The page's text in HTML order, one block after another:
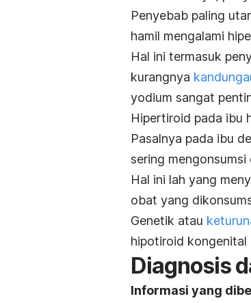
Penyebab paling
hamil mengalami
Hal ini termasuk
kurangnya
yodium sangat
Hipertiroid pada ibu
Pasalnya pada ibu
sering
Hal ini lah yang
obat yang
Genetik atau
hipotiroid kongenital
Diagnosis
Informasi yang